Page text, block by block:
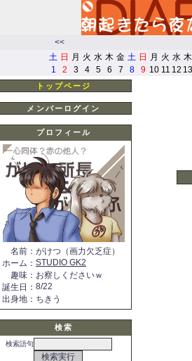
<<
土 日 月 火 水 木 金 土 日 月 火 水 木
1
2 3 4 5 6 7 8 9 10 11 12 13
トップページ
メンバーログイン
プロフィール
名前 ： がけつ（画力欠乏症）
ホーム ： STUDIO GK2
趣味 ： お察しくださいｗ
誕生日 ： 8/22
出身地 ： ちきう
検索
検索語句